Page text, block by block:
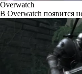
Overwatch
В Overwatch появится